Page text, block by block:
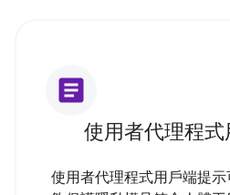
article
使用者代理程
使用者代理程式用戶端提